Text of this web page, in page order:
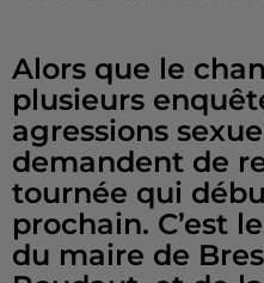
Alors que le
plusieurs
agressions
demandent de
tournée qui
prochain. C’est
du maire de